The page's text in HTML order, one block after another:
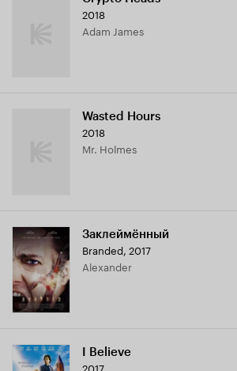
2018
Adam James
Wasted Hours
2018
Mr. Holmes
Заклеймённый
Branded, 2017
Alexander
I Believe
2017